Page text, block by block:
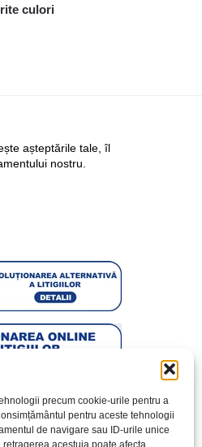
precum cookie-urile pentru a
pentru aceste tehnologii
de navigare sau ID-urile unice
acestuia poate afecta
culori
așteptările tale, îl
nostru.